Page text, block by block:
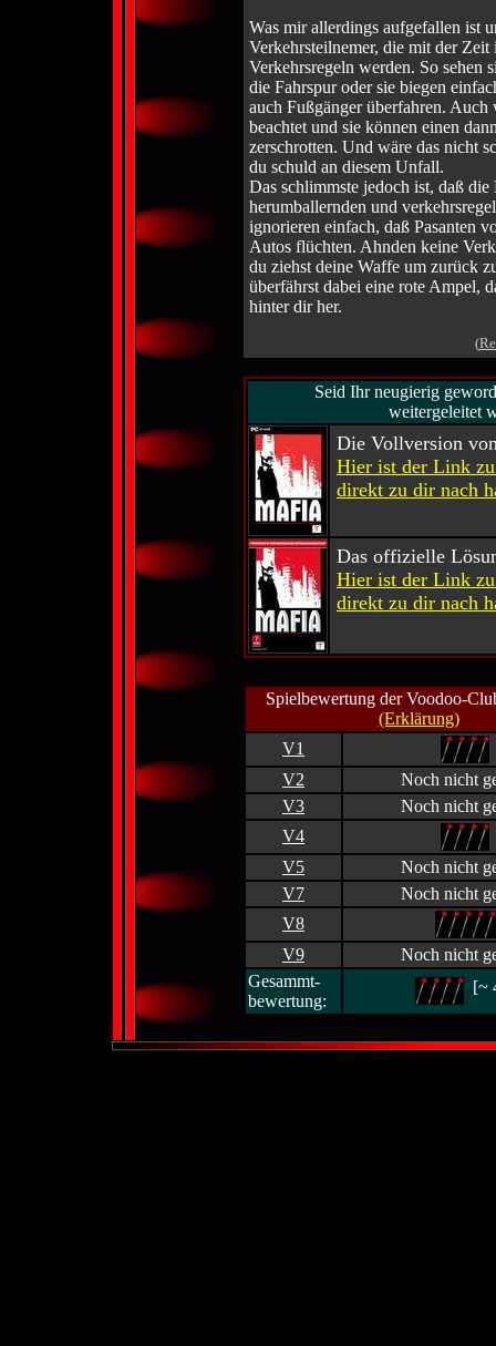
Was mir allerdings aufgefallen ist
Verkehrsteilnemer, die mit der
Verkehrsregeln werden. So sehen
die Fahrspur oder sie biegen
auch Fußgänger überfahren.
beachtet und sie können einen
zerschrotten. Und wäre das nicht
du schuld an diesem Unfall.
Das schlimmste jedoch ist, daß
herumballernden und
ignorieren einfach, daß Pasanten
Autos flüchten. Ahnden keine
du ziehst deine Waffe um zurück
überfährst dabei eine rote Ampel,
hinter dir her.
(
Seid Ihr neugierig
weitergeleitet
Die Vollversion
Hier ist der Link
direkt zu dir nach
Das offizielle
Hier ist der Link
direkt zu dir nach
Spielbewertung der Voodoo-
(Erklärung)
V1
V2
Noch nicht
V3
Noch nicht
V4
V5
Noch nicht
V7
Noch nicht
V8
V9
Noch nicht
Gesammt-
bewertung:
[~